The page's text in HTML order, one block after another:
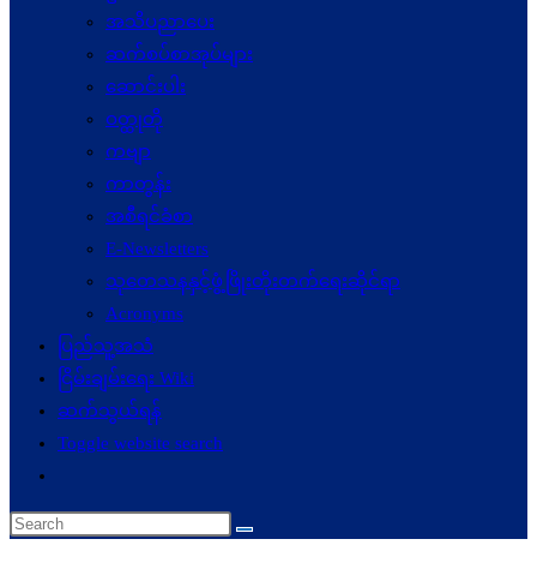
အသိပညာပေး
ဆက်စပ်စာအုပ်များ
ဆောင်းပါး
ဝတ္ထုတို
ကဗျာ
ကာတွန်း
အစီရင်ခံစာ
E-Newsletters
သုတေသနနှင့်ဖွံ့ဖြိုးတိုးတက်ရေးဆိုင်ရာ
Acronyms
ပြည်သူ့အသံ
ငြိမ်းချမ်းရေး Wiki
ဆက်သွယ်ရန်
Toggle website search